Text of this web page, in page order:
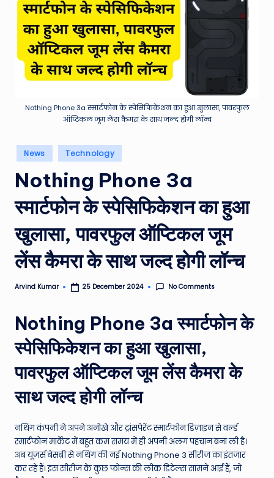
e
a
h
er
e
h
&
M
o
vi
e
e
w
s
A
u
n
d
Nothing Phone 3a स्मार्टफोन के स्पेसिफिकेशन का हुआ खुलासा, पावरफुल
ऑप्टिकल जूम लेंस कैमरा के साथ जल्द होगी लॉन्च
Posted
in
News Technology
Nothing Phone 3a
स्मार्टफोन के स्पेसिफिकेशन का हुआ
खुलासा, पावरफुल ऑप्टिकल जूम
लेंस कैमरा के साथ जल्द होगी लॉन्च
Posted
Arvind Kumar 25 December 2024 No Comments
Nothing Phone 3a स्मार्टफोन के
स्पेसिफिकेशन का हुआ खुलासा,
पावरफुल ऑप्टिकल जूम लेंस कैमरा के
साथ जल्द होगी लॉन्च
नथिंग कंपनी ने अपने अनोखे और ट्रांसपेरेंट स्मार्टफोन डिज़ाइन से वर्ल्ड
स्मार्टफोन मार्केट में बहुत कम समय में ही अपनी अलग पहचान बना ली है।
अब यूज़र्स बेसब्री से नथिंग की नई Nothing Phone 3 सीरीज का इंतजार
कर रहे हैं। इस सीरीज के कुछ फोन्स की लीक डिटेल्स सामने आई हैं, जो